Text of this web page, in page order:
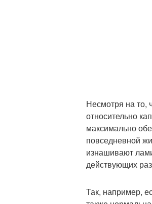
Несмотря на то,
относительно
максимально
повседневной
изнашивают
действующих
Так, например,